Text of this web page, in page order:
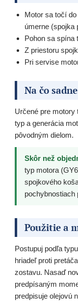
Motor sa točí
úmerne (spojka
Pohon sa spína
Z priestoru
Pri servise
Na čo
Určené pre motory
typ a generácia
pôvodným dielom.
Skôr než
typ motora
spojkového
pochybnostiach
Použitie a
Postupuj podľa
hriadeľ proti
zostavu. Nasaď
predpísaným
predpisuje olejovú